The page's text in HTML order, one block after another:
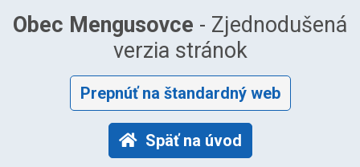
Obec Mengusovce - Zjednodušená
verzia stránok
Prepnúť na štandardný web
Späť na úvod